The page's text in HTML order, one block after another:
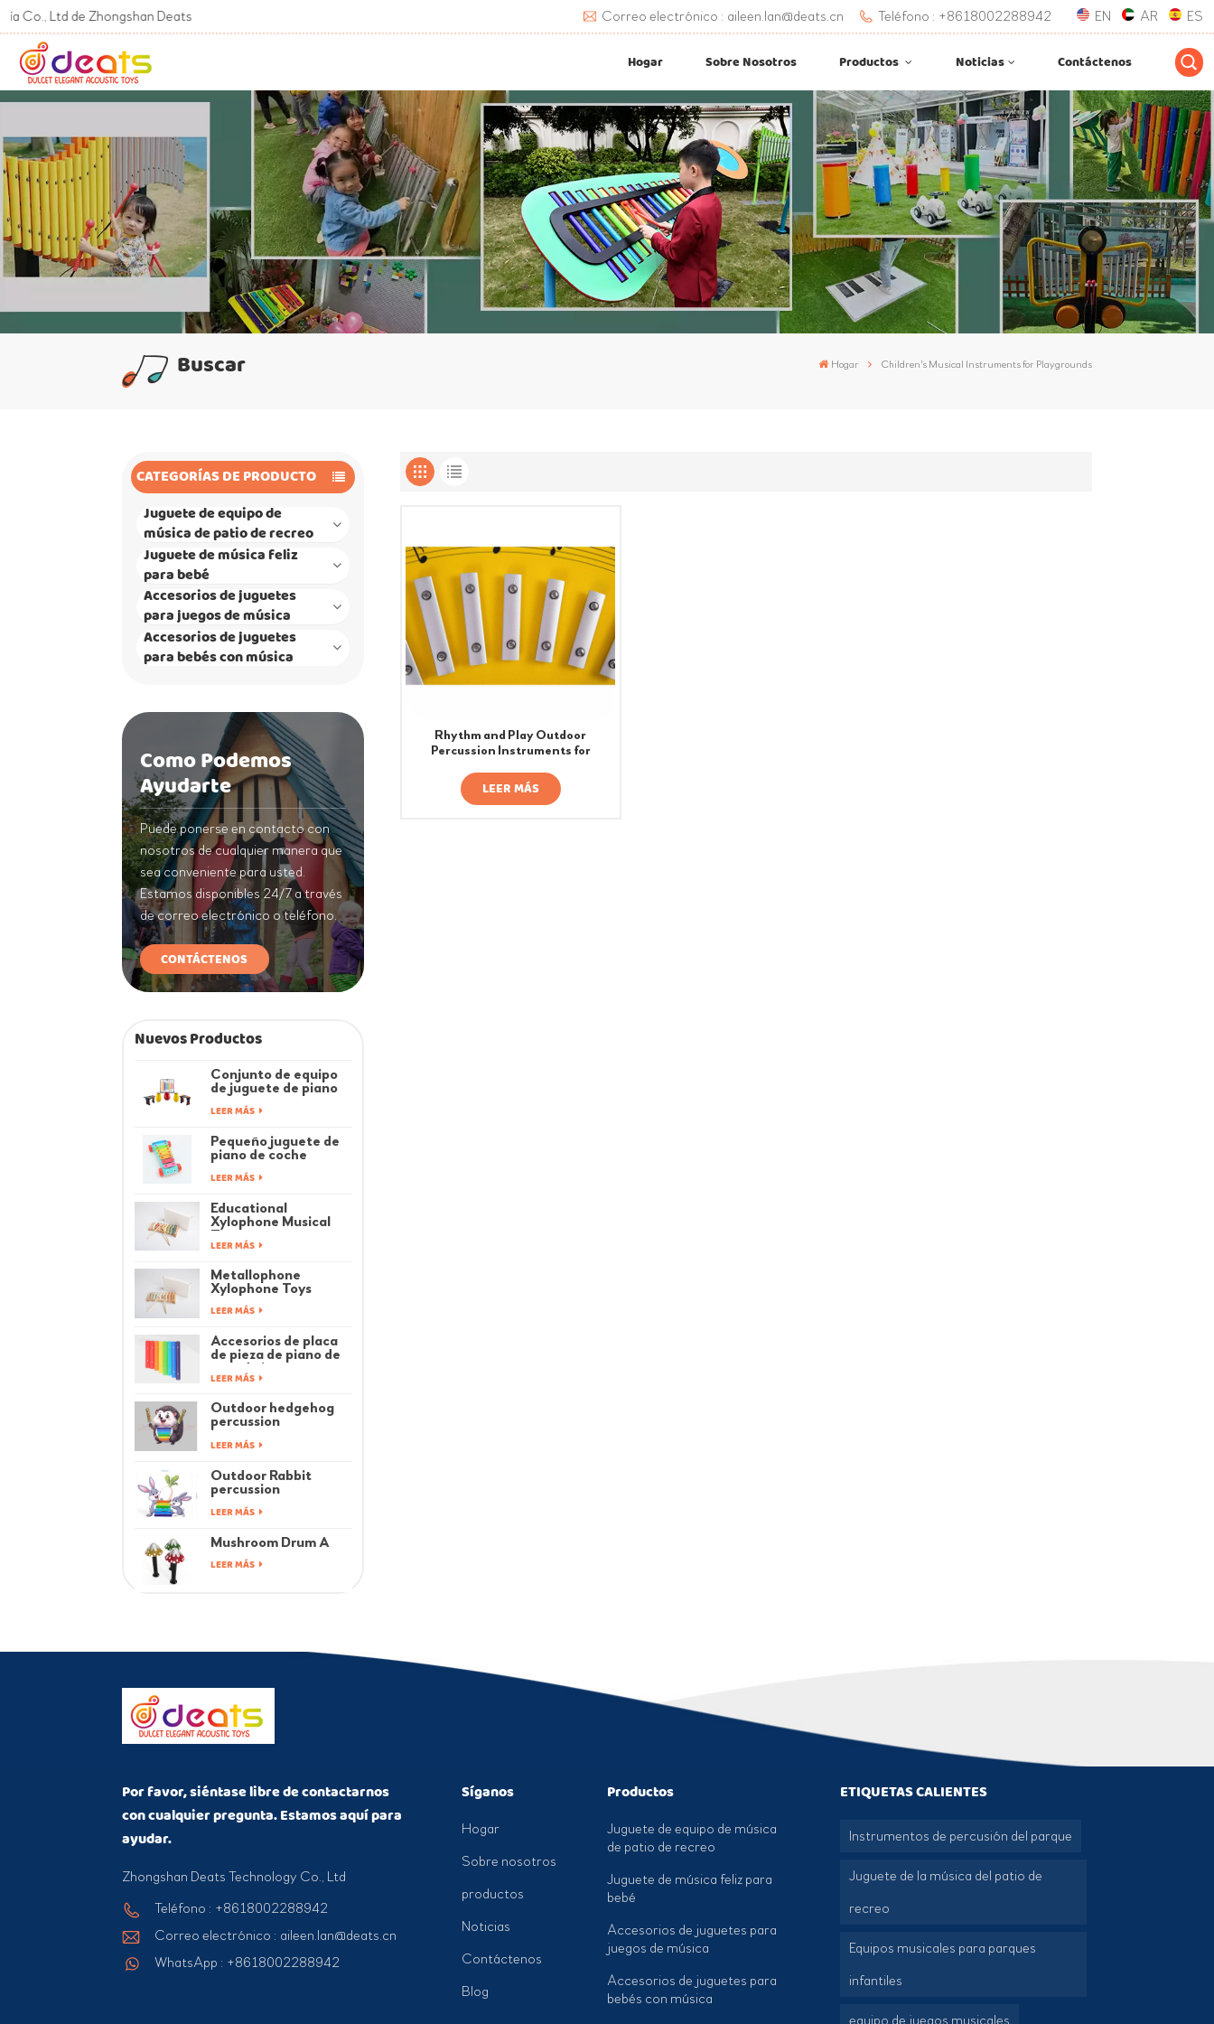
de Zhongshan Deats Correo electrónico : aileen.lan@deats.cn Teléfono : +8618002288942 EN AR ES
Hogar Sobre Nosotros Productos Noticias Contáctenos
Buscar Hogar Children's Musical Instruments for Playgrounds
CATEGORÍAS DE PRODUCTO
Juguete de equipo de
música de patio de recreo
Juguete de música feliz
para bebé
Accesorios de juguetes
para juegos de música
Accesorios de juguetes
para bebés con música
Como Podemos
Ayudarte
Puede ponerse en contacto con
nosotros de cualquier manera que
sea conveniente para usted.
Estamos disponibles 24/7 a través
de correo electrónico o teléfono.
CONTÁCTENOS
Nuevos Productos
Conjunto de equipo
de juguete de piano
de música de juegos
infantiles coloridos
LEER MÁS
Pequeño juguete de
piano de coche
musical Rainbow Baby
LEER MÁS
Educational
Xylophone Musical
Toys
LEER MÁS
Metallophone
Xylophone Toys
LEER MÁS
Accesorios de placa
de pieza de piano de
arco de juguetes
musicales para niños
LEER MÁS
Outdoor hedgehog
percussion
instrument
LEER MÁS
Outdoor Rabbit
percussion
instrument
LEER MÁS
Mushroom Drum A
LEER MÁS
Rhythm and Play Outdoor
Percussion Instruments for
LEER MÁS
Por favor, siéntase libre de contactarnos
con cualquier pregunta. Estamos aquí para
ayudar.
Zhongshan Deats Technology Co., Ltd
Teléfono : +8618002288942
Correo electrónico : aileen.lan@deats.cn
WhatsApp : +8618002288942
Síganos
Hogar
Sobre nosotros
productos
Noticias
Contáctenos
Blog
Productos
Juguete de equipo de música
de patio de recreo
Juguete de música feliz para
bebé
Accesorios de juguetes para
juegos de música
Accesorios de juguetes para
bebés con música
ETIQUETAS CALIENTES
Instrumentos de percusión del parque
Juguete de la música del patio de
recreo
Equipos musicales para parques
infantiles
equipo de juegos musicales